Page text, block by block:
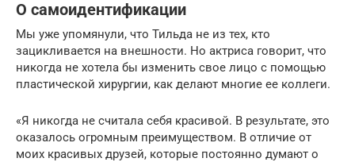
О самоидентификации
Мы уже упомянули, что Тильда не из тех, кто
зацикливается на внешности. Но актриса говорит, что
никогда не хотела бы изменить свое лицо с помощью
пластической хирургии, как делают многие ее коллеги.
«Я никогда не считала себя красивой. В результате, это
оказалось огромным преимуществом. В отличие от
моих красивых друзей, которые постоянно думают о